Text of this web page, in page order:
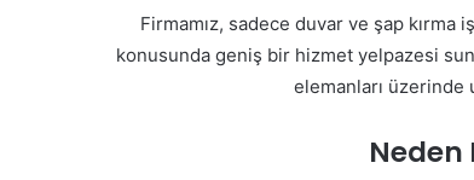
Firmamız, sadece duvar ve şap kırma
konusunda geniş bir hizmet yelpazesi
elemanları üzerinde
Neden